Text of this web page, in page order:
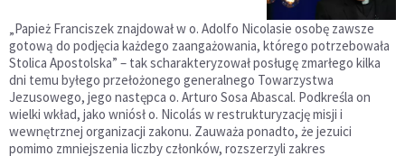
„Papież Franciszek znajdował w o. Adolfo Nicolasie osobę zawsze
gotową do podjęcia każdego zaangażowania, którego potrzebowała
Stolica Apostolska” – tak scharakteryzował posługę zmarłego kilka
dni temu byłego przełożonego generalnego Towarzystwa
Jezusowego, jego następca o. Arturo Sosa Abascal. Podkreśla on
wielki wkład, jako wniósł o. Nicolás w restrukturyzację misji i
wewnętrznej organizacji zakonu. Zauważa ponadto, że jezuici
pomimo zmniejszenia liczby członków, rozszerzyli zakres